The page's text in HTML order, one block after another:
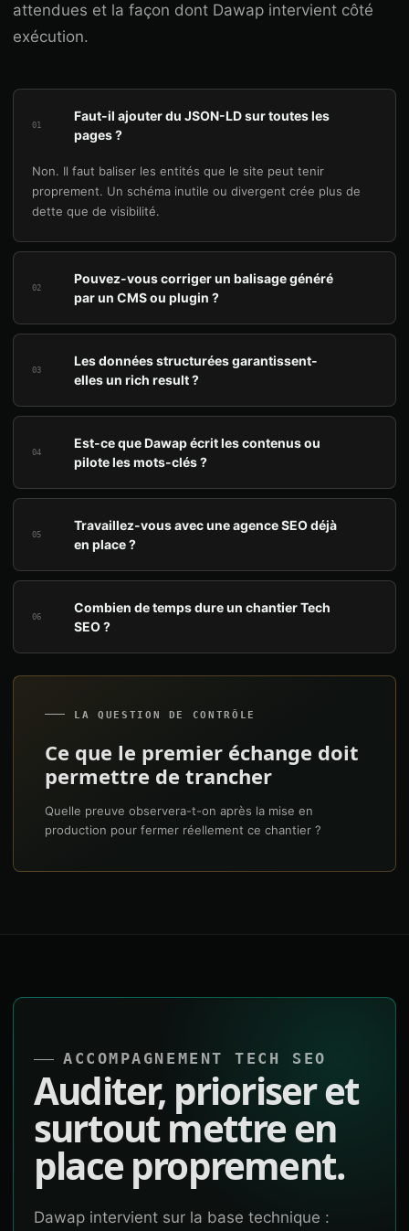
attendues et la façon dont Dawap intervient côté
exécution.
01
Faut-il ajouter du JSON-LD sur toutes les
pages ?
Non. Il faut baliser les entités que le site peut tenir
proprement. Un schéma inutile ou divergent crée plus de
dette que de visibilité.
02
Pouvez-vous corriger un balisage généré
par un CMS ou plugin ?
03
Les données structurées garantissent-
elles un rich result ?
04
Est-ce que Dawap écrit les contenus ou
pilote les mots-clés ?
05
Travaillez-vous avec une agence SEO déjà
en place ?
06
Combien de temps dure un chantier Tech
SEO ?
LA QUESTION DE CONTRÔLE
Ce que le premier échange doit
permettre de trancher
Quelle preuve observera-t-on après la mise en
production pour fermer réellement ce chantier ?
ACCOMPAGNEMENT TECH SEO
Auditer, prioriser et
surtout mettre en
place proprement.
Dawap intervient sur la base technique :